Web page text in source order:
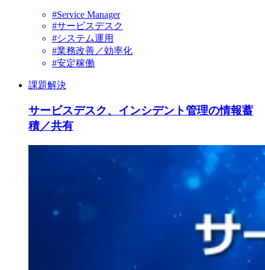
#Service Manager
#サービスデスク
#システム運用
#業務改善／効率化
#安定稼働
課題解決
サービスデスク、インシデント管理の情報蓄
積／共有